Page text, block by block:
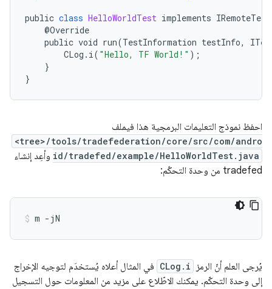
public class HelloWorldTest implements IRemoteTest
    @
Override
public void run(TestInformation testInfo,
CLog . i( "Hello, TF World!" );
}
}
احفظ نموذج التعليمات البرمجية هذا فيملف
<tree>/tools/tradefederation/core/src/com/andro
id/tradefed/example/HelloWorldTest.java وأعِد إنشاء
tradefed من وحدة التحكّم:
يُرجى العلم أنّ الرمز CLog.i في المثال أعلاه يُستخدَم لتوجيه الإخراج
إلى وحدة التحكّم. يمكنك الاطّلاع على مزيد من المعلومات حول التسجيل